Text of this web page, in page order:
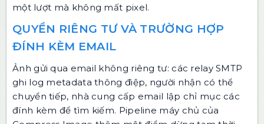
một lượt mà không mất pixel.
QUYỀN RIÊNG TƯ VÀ TRƯỜNG HỢP
ĐÍNH KÈM EMAIL
Ảnh gửi qua email không riêng tư: các relay SMTP
ghi log metadata thông điệp, người nhận có thể
chuyển tiếp, nhà cung cấp email lập chỉ mục các
đính kèm để tìm kiếm. Pipeline máy chủ của